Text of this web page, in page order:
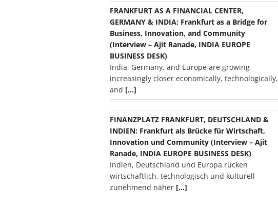
FRANKFURT AS A FINANCIAL CENTER,
GERMANY & INDIA: Frankfurt as a Bridge for
Business, Innovation, and Community
(Interview – Ajit Ranade, INDIA EUROPE
BUSINESS DESK)
India, Germany, and Europe are growing
increasingly closer economically, technologically,
and […]
FINANZPLATZ FRANKFURT, DEUTSCHLAND &
INDIEN: Frankfurt als Brücke für Wirtschaft,
Innovation und Community (Interview – Ajit
Ranade, INDIA EUROPE BUSINESS DESK)
Indien, Deutschland und Europa rücken
wirtschaftlich, technologisch und kulturell
zunehmend näher […]